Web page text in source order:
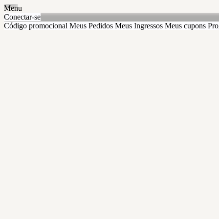
Menu
Conectar-se
Código promocional Meus Pedidos Meus Ingressos Meus cupons